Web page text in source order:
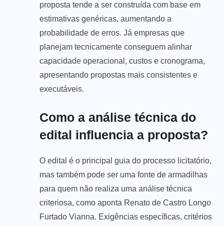
proposta tende a ser construída com base em
estimativas genéricas, aumentando a
probabilidade de erros. Já empresas que
planejam tecnicamente conseguem alinhar
capacidade operacional, custos e cronograma,
apresentando propostas mais consistentes e
executáveis.
Como a análise técnica do
edital influencia a proposta?
O edital é o principal guia do processo licitatório,
mas também pode ser uma fonte de armadilhas
para quem não realiza uma análise técnica
criteriosa, como aponta Renato de Castro Longo
Furtado Vianna. Exigências específicas, critérios